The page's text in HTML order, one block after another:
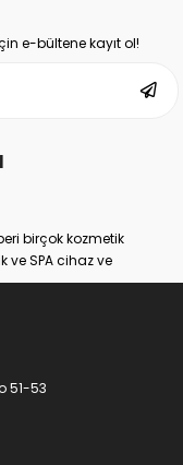
e-bültene kayıt ol!
birçok kozmetik
ve SPA cihaz ve
de üretimini yapan
ulaşmış, kendi
bir tanesidir.
ve kaliteli ürün
KozmetikON e-
Doğuş SPA
markalarıdır.
çok yüksek
51-53